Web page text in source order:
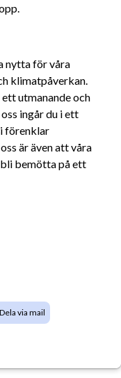
nytta för våra
klimatpåverkan.
utmanande och
ingår du i ett
förenklar
är även att våra
bli bemötta på ett
Dela via mail